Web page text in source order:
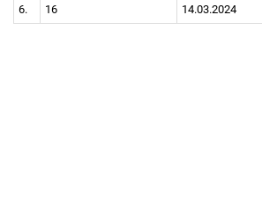
6. 16 14.03.2024